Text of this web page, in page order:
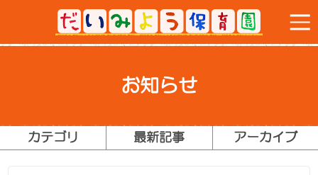
お知らせ
カテゴリ 最新記事 アーカイブ